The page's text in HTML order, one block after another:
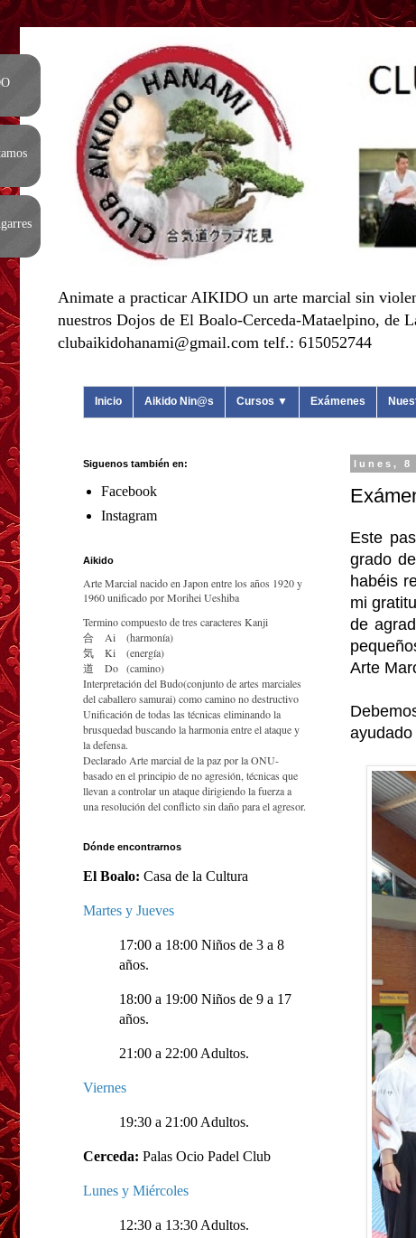
Animate a practicar AIKIDO un arte marcial sin
nuestros Dojos de El Boalo-Cerceda-Mataelpino, de
clubaikidohanami@gmail.com telf.: 615052744
Inicio Aikido Nin@s Cursos ▼ Exámenes
lunes, 8
Este
grado
habéis
mi
de
Arte
Siguenos también en:
Facebook
Instagram
Aikido
Arte Marcial nacido en Japon entre los años 1920 y
1960 unificado por Morihei Ueshiba
Termino compuesto de tres caracteres Kanji
合
Ai
(harmonía)
気
Ki
(energía)
道
Do (camino)
Interpretación del Budo(conjunto de artes marciales
del caballero samurai) como camino no destructivo
Unificación de todas las técnicas eliminando la
brusquedad buscando la harmonia entre el ataque y
la defensa.
Declarado Arte marcial de la paz por la ONU-
basado en el principio de no agresión, técnicas que
llevan a controlar un ataque dirigiendo la fuerza a
una resolución del conflicto sin daño para el agresor.
Dónde encontrarnos
El Boalo: Casa de la Cultura
Martes y Jueves
17:00 a 18:00 Niños de 3 a 8
años.
18:00 a 19:00 Niños de 9 a 17
años.
21:00 a 22:00 Adultos.
Viernes
19:30 a 21:00 Adultos.
Cerceda: Palas Ocio Padel Club
Lunes y Miércoles
12:30 a 13:30 Adultos.